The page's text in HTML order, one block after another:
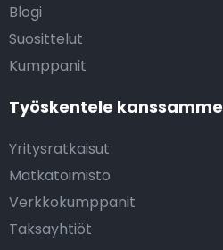
Blogi
Suosittelut
Kumppanit
Työskentele kanssamme
Yritysratkaisut
Matkatoimisto
Verkkokumppanit
Taksayhtiöt